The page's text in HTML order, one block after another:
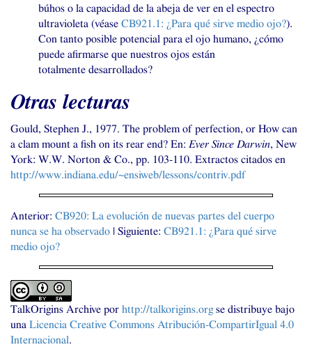
búhos o la capacidad de la abeja de ver en el espectro
ultravioleta (véase CB921 .1: ¿Para qué sirve medio ojo?).
Con tanto posible potencial para el ojo humano, ¿cómo
puede afirmarse que nuestros ojos están
totalmente desarrollados?
Otras lecturas
Gould, Stephen J., 1977. The problem of perfection, or How can
a clam mount a fish on its rear end? En: Ever Since Darwin, New
York: W.W. Norton & Co., pp. 103-110. Extractos citados en
http://www.indiana.edu/~ensiweb/lessons/contriv.pdf
Anterior: CB920: La evolución de nuevas partes del cuerpo
nunca se ha observado | Siguiente: CB921 .1: ¿Para qué sirve
medio ojo?
TalkOrigins Archive por http://talkorigins.orgse distribuye bajo
una Licencia Creative Commons Atribución-CompartirIgual 4.0
Internacional.